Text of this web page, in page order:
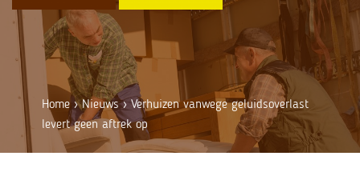
Home ›Nieuws›Verhuizen vanwege geluidsoverlast
levert geen aftrek op